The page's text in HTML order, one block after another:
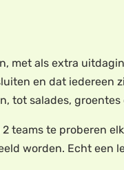
met als extra
en dat iedereen
tot salades, groentes
teams te proberen
worden. Echt een